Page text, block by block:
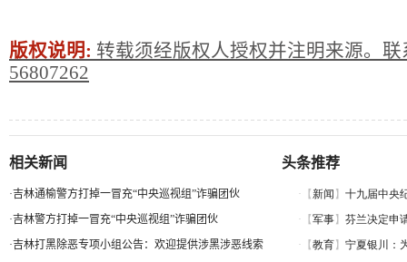
版权说明: 转载须经版权人授权并注明来源。联
56807262
相关新闻
·吉林通榆警方打掉一冒充“中央巡视组”诈骗团伙
·吉林警方打掉一冒充“中央巡视组”诈骗团伙
·吉林打黑除恶专项小组公告：欢迎提供涉黑涉恶线索
头条推荐